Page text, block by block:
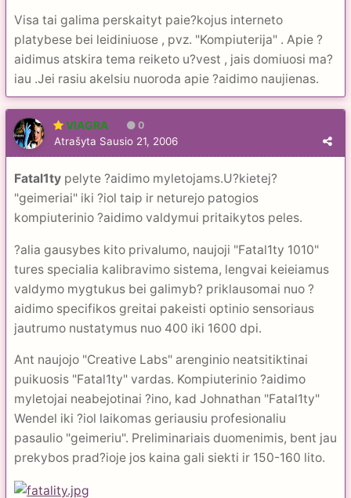
Visa tai galima perskaityt paie?kojus interneto
platybese bei leidiniuose , pvz. "Kompiuterija" . Apie ?
aidimus atskira tema reiketo u?vest , jais domiuosi ma?
iau .Jei rasiu akelsiu nuoroda apie ?aidimo naujienas.
VIAGRA 0
Atrašyta Sausio 21, 2006
Fatal1ty pelyte ?aidimo myletojams.U?kietej?
"geimeriai" iki ?iol taip ir neturejo patogios
kompiuterinio ?aidimo valdymui pritaikytos peles.
?alia gausybes kito privalumo, naujoji "Fatal1ty 1010"
tures specialia kalibravimo sistema, lengvai keieiamus
valdymo mygtukus bei galimyb? priklausomai nuo ?
aidimo specifikos greitai pakeisti optinio sensoriaus
jautrumo nustatymus nuo 400 iki 1600 dpi.
Ant naujojo "Creative Labs" arenginio neatsitiktinai
puikuosis "Fatal1ty" vardas. Kompiuterinio ?aidimo
myletojai neabejotinai ?ino, kad Johnathan "Fatal1ty"
Wendel iki ?iol laikomas geriausiu profesionaliu
pasaulio "geimeriu". Preliminariais duomenimis, bent jau
prekybos prad?ioje jos kaina gali siekti ir 150-160 lito.